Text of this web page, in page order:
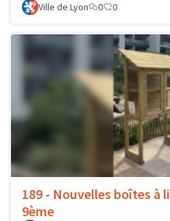
Ville de Lyon 0 0
189 - Nouvelles boîtes à
9ème